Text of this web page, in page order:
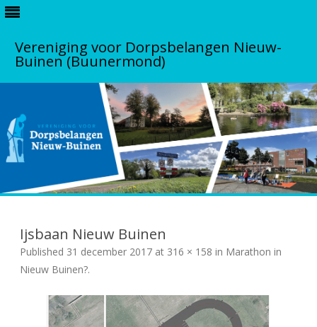
Vereniging voor Dorpsbelangen Nieuw-
Buinen (Buunermond)
p
t
o
n
t
e
Ijsbaan Nieuw Buinen
Published 31 december 2017 at 316 × 158 in Marathon in
Nieuw Buinen?.